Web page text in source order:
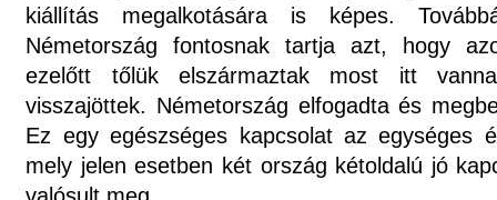
kiállítás megalkotására is képes.
Németország fontosnak tartja azt, hogy
ezelőtt tőlük elszármaztak most itt
visszajöttek. Németország elfogadta és
Ez egy egészséges kapcsolat az egységes
mely jelen esetben két ország kétoldalú jó